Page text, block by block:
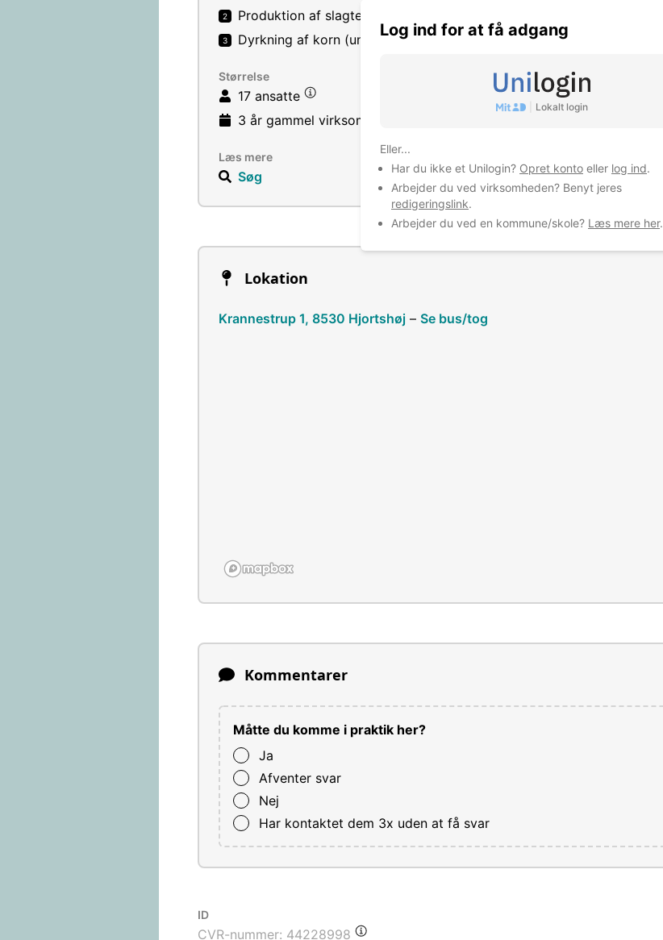
Log ind for at få adgang
Lokalt login
Eller...
Har du ikke et Unilogin? Opret konto eller log ind.
Arbejder du ved virksomheden? Benyt jeres
redigeringslink.
Arbejder du ved en kommune/skole? Læs mere her.
2 Produktion af slagtesvin
3 Dyrkning af korn (undtagen ris), bælgfrugter og olieholdige frø
Størrelse
17 ansatte
3 år gammel virksomhed
Læs mere
Søg
Lokation
Krannestrup 1, 8530 Hjortshøj – Se bus/tog
Kommentarer
Måtte du komme i praktik her?
Ja
Afventer svar
Nej
Har kontaktet dem 3x uden at få svar
ID
CVR-nummer: 44228998